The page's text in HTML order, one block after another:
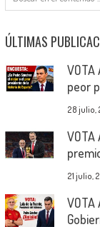
ÚLTIMAS
VOTA
peor
28 julio,
VOTA
21 julio,
VOTA